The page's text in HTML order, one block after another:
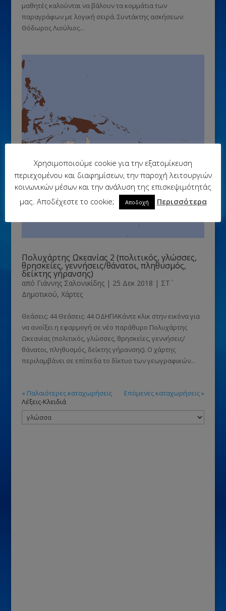
μαθητές καλούνται να βάλουν τα κομμάτια των
παραγράφων με λογική σειρά. Συντάκτης ασκήσεων:
Θόδωρος Λιούλιος...
Πολυχάρτης Ωκεανίας 2 (πολιτικός, γλώσσες,
θρησκείες, γεννήσεις/θάνατοι, πληθυσμός,
δείκτης γήρανσης)
από Γιάννης Σαλονικίδης| 25 Δεκ 2018 | ΣΤ΄
Δημοτικού, Χάρτες
Θεάσεις: 44 Θεάσεις: 44 ΟΔΗΓΙΑΚάντε κλικ στην εικόνα για
να ανοίξει η εφαρμογή σε νέο παράθυρο Πολυχάρτης
Ωκεανίας (πολιτικός, γλώσσες, θρησκείες, γεννήσεις/
θάνατοι, πληθυσμός, δείκτης γήρανσης). Ο χάρτης
περιλαμβάνει σε επίπεδα το δίκτυο των γεωγραφικών...
« Παλαιότερες καταχωρήσεις
Επόμενες καταχωρήσεις »
Λέξεις-Κλειδιά
Χρησιμοποιούμε cookie για την εξατομίκευση
περιεχομένου και διαφημίσεων, την παροχή λειτουργιών
κοινωνικών μέσων και την ανάλυση της επισκεψιμότητάς
μας. Αποδέχεστε το cookie;
Αποδοχή Περισσότερα